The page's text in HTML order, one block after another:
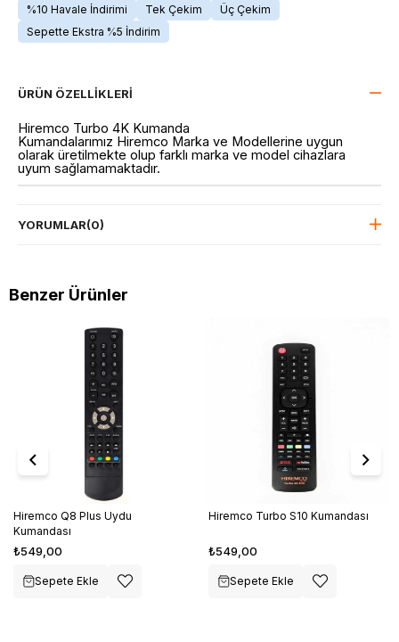
%10 Havale İndirimi Tek Çekim
Üç Çekim
Sepette Ekstra %5 İndirim
ÜRÜN ÖZELLIKLERI
Hiremco Turbo 4K Kumanda
Kumandalarımız Hiremco Marka ve Modellerine uygun
olarak üretilmekte olup farklı marka ve model cihazlara
uyum sağlamamaktadır.
YORUMLAR(0)
Benzer Ürünler
Hiremco Q8 Plus Uydu
Kumandası
₺549,00
Sepete Ekle
Hiremco Turbo S10 Kumandası
₺549,00
Sepete Ekle